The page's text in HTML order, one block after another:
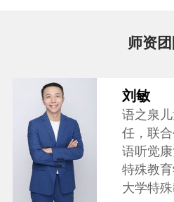
师资
刘敏
语之泉
任，联
语听觉
特殊教
大学特殊